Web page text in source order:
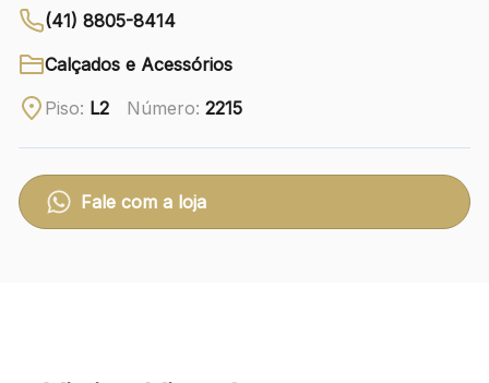
CONTATO
(41) 3216-1600
(41) 8805-8414
Calçados e Acessórios
Piso: L2 Número: 2215
Fale com a loja